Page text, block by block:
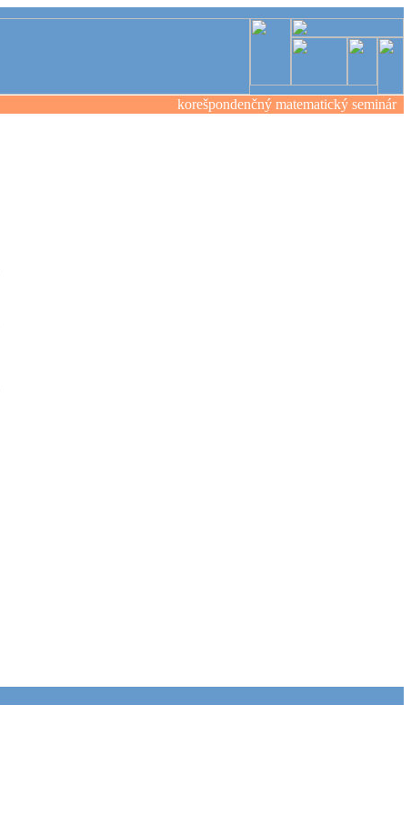
korešpondenčný matematický seminár